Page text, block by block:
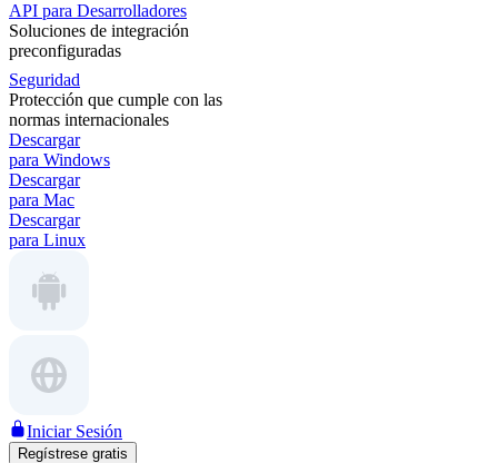
API para Desarrolladores
Soluciones de integración
preconfiguradas
Seguridad
Protección que cumple con las
normas internacionales
Descargar
para Windows
Descargar
para Mac
Descargar
para Linux
Iniciar Sesión
Regístrese gratis